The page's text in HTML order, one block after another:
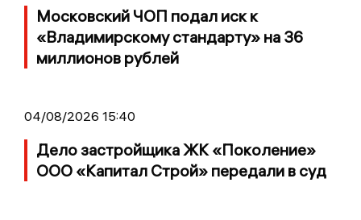
Московский ЧОП подал иск к
«Владимирскому стандарту» на 36
миллионов рублей
04/08/2026 15:40
Дело застройщика ЖК «Поколение»
ООО «Капитал Строй» передали в суд